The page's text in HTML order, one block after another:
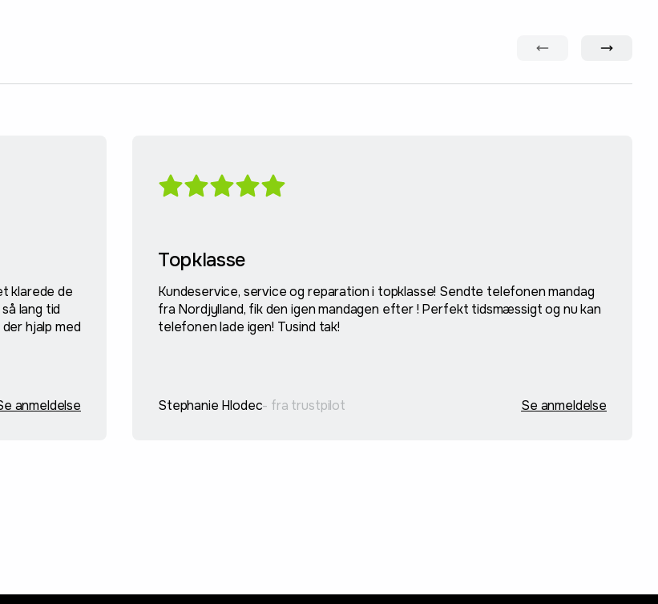
klarede de
lang tid
hjalp med
anmeldelse
Topklasse
Kundeservice, service og reparation i topklasse! Sendte telefonen mandag
fra Nordjylland, fik den igen mandagen efter ! Perfekt tidsmæssigt og nu kan
telefonen lade igen! Tusind tak!
Stephanie Hlodec- fra trustpilot Se anmeldelse